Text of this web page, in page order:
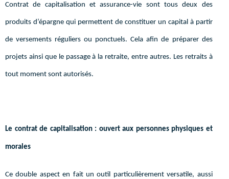
Contrat de capitalisation et assurance-vie sont tous deux des
produits d’épargne qui permettent de constituer un capital à partir
de versements réguliers ou ponctuels. Cela afin de préparer des
projets ainsi que le passage à la retraite, entre autres. Les retraits à
tout moment sont autorisés.
Le contrat de capitalisation : ouvert aux personnes physiques et
morales
Ce double aspect en fait un outil particulièrement versatile, aussi